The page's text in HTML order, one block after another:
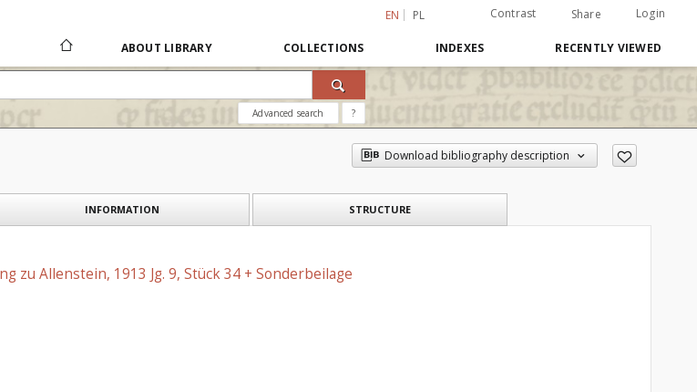
EN PL Contrast Share Login
ABOUT LIBRARY COLLECTIONS INDEXES RECENTLY VIEWED
Advanced search ?
Download bibliography description
INFORMATION STRUCTURE
zu Allenstein, 1913 Jg. 9, Stück 34 + Sonderbeilage